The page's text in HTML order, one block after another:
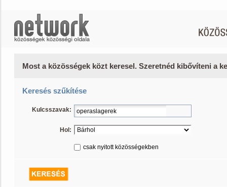
Most a közösségek közt keresel. Szeretnéd kibővíteni a
Keresés szűkítése
Kulcsszavak:
Hol:
csak nyitott közösségekben